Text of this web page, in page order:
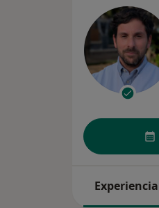
Experiencia